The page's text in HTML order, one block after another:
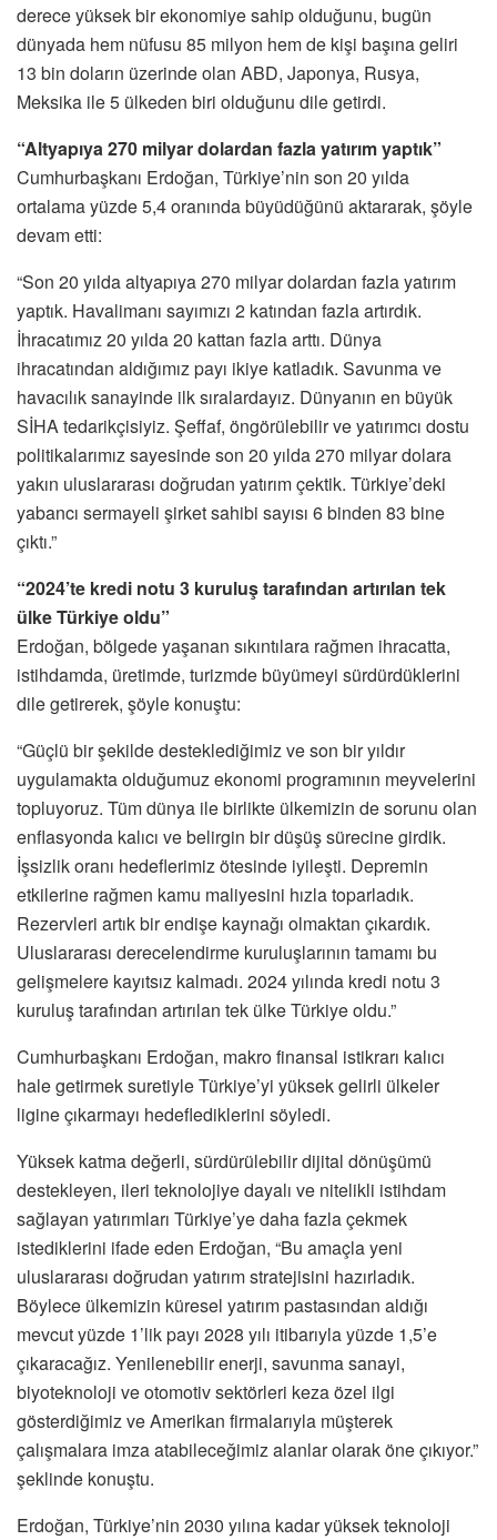
derece yüksek bir ekonomiye sahip olduğunu, bugün
dünyada hem nüfusu 85 milyon hem de kişi başına geliri
13 bin doların üzerinde olan ABD, Japonya, Rusya,
Meksika ile 5 ülkeden biri olduğunu dile getirdi.
“Altyapıya 270 milyar dolardan fazla yatırım yaptık”
Cumhurbaşkanı Erdoğan, Türkiye’nin son 20 yılda
ortalama yüzde 5,4 oranında büyüdüğünü aktararak, şöyle
devam etti:
“Son 20 yılda altyapıya 270 milyar dolardan fazla yatırım
yaptık. Havalimanı sayımızı 2 katından fazla artırdık.
İhracatımız 20 yılda 20 kattan fazla arttı. Dünya
ihracatından aldığımız payı ikiye katladık. Savunma ve
havacılık sanayinde ilk sıralardayız. Dünyanın en büyük
SİHA tedarikçisiyiz. Şeffaf, öngörülebilir ve yatırımcı dostu
politikalarımız sayesinde son 20 yılda 270 milyar dolara
yakın uluslararası doğrudan yatırım çektik. Türkiye’deki
yabancı sermayeli şirket sahibi sayısı 6 binden 83 bine
çıktı.”
“2024’te kredi notu 3 kuruluş tarafından artırılan tek
ülke Türkiye oldu”
Erdoğan, bölgede yaşanan sıkıntılara rağmen ihracatta,
istihdamda, üretimde, turizmde büyümeyi sürdürdüklerini
dile getirerek, şöyle konuştu:
“Güçlü bir şekilde desteklediğimiz ve son bir yıldır
uygulamakta olduğumuz ekonomi programının meyvelerini
topluyoruz. Tüm dünya ile birlikte ülkemizin de sorunu olan
enflasyonda kalıcı ve belirgin bir düşüş sürecine girdik.
İşsizlik oranı hedeflerimiz ötesinde iyileşti. Depremin
etkilerine rağmen kamu maliyesini hızla toparladık.
Rezervleri artık bir endişe kaynağı olmaktan çıkardık.
Uluslararası derecelendirme kuruluşlarının tamamı bu
gelişmelere kayıtsız kalmadı. 2024 yılında kredi notu 3
kuruluş tarafından artırılan tek ülke Türkiye oldu.”
Cumhurbaşkanı Erdoğan, makro finansal istikrarı kalıcı
hale getirmek suretiyle Türkiye’yi yüksek gelirli ülkeler
ligine çıkarmayı hedeflediklerini söyledi.
Yüksek katma değerli, sürdürülebilir dijital dönüşümü
destekleyen, ileri teknolojiye dayalı ve nitelikli istihdam
sağlayan yatırımları Türkiye’ye daha fazla çekmek
istediklerini ifade eden Erdoğan, “Bu amaçla yeni
uluslararası doğrudan yatırım stratejisini hazırladık.
Böylece ülkemizin küresel yatırım pastasından aldığı
mevcut yüzde 1’lik payı 2028 yılı itibarıyla yüzde 1,5’e
çıkaracağız. Yenilenebilir enerji, savunma sanayi,
biyoteknoloji ve otomotiv sektörleri keza özel ilgi
gösterdiğimiz ve Amerikan firmalarıyla müşterek
çalışmalara imza atabileceğimiz alanlar olarak öne çıkıyor.”
şeklinde konuştu.
Erdoğan, Türkiye’nin 2030 yılına kadar yüksek teknoloji